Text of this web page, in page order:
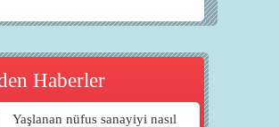
Haberler
Yaşlanan nüfus sanayiyi nasıl